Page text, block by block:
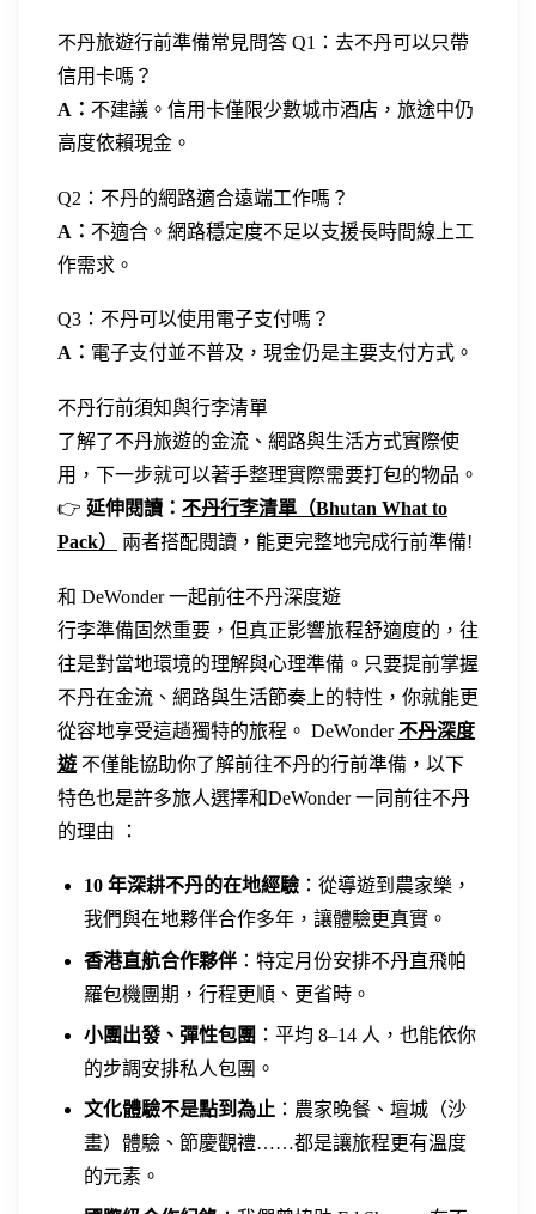
不丹旅遊行前準備常見問答 Q1：去不丹可以只帶
信用卡嗎？
A： 不建議。信用卡僅限少數城市酒店，旅途中仍
高度依賴現金。
Q2：不丹的網路適合遠端工作嗎？
A： 不適合。網路穩定度不足以支援長時間線上工
作需求。
Q3：不丹可以使用電子支付嗎？
A： 電子支付並不普及，現金仍是主要支付方式。
不丹行前須知與行李清單
了解了不丹旅遊的金流、網路與生活方式實際使
用，下一步就可以著手整理實際需要打包的物品。
👉 延伸閱讀： 不丹行李清單（Bhutan What to
Pack）
兩者搭配閱讀，能更完整地完成行前準備!
和 DeWonder 一起前往不丹深度遊
行李準備固然重要，但真正影響旅程舒適度的，往
往是對當地環境的理解與心理準備。只要提前掌握
不丹在金流、網路與生活節奏上的特性，你就能更
從容地享受這趟獨特的旅程。 DeWonder不丹深度
遊 不僅能協助你了解前往不丹的行前準備，以下
特色也是許多旅人選擇和DeWonder 一同前往不丹
的理由 ：
10 年深耕不丹的在地經驗 ：從導遊到農家樂，
我們與在地夥伴合作多年，讓體驗更真實。
香港直航合作夥伴 ：特定月份安排不丹直飛帕
羅包機團期，行程更順、更省時。
小團出發、彈性包團 ：平均 8–14 人，也能依你
的步調安排私人包團。
文化體驗不是點到為止 ：農家晚餐、壇城（沙
畫）體驗、節慶觀禮……都是讓旅程更有溫度
的元素。